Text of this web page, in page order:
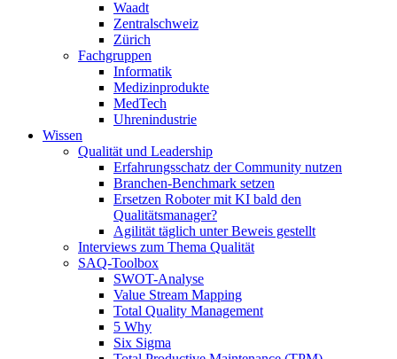
Waadt
Zentralschweiz
Zürich
Fachgruppen
Informatik
Medizinprodukte
MedTech
Uhrenindustrie
Wissen
Qualität und Leadership
Erfahrungsschatz der Community nutzen
Branchen-Benchmark setzen
Ersetzen Roboter mit KI bald den
Qualitätsmanager?
Agilität täglich unter Beweis gestellt
Interviews zum Thema Qualität
SAQ-Toolbox
SWOT-Analyse
Value Stream Mapping
Total Quality Management
5 Why
Six Sigma